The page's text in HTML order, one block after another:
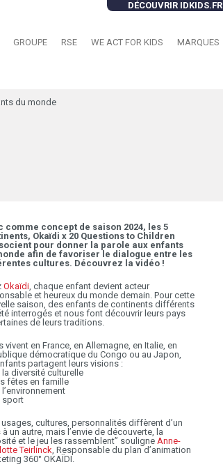
DÉCOUVRIR IDKIDS.FR
GROUPE RSE WE ACT FOR KIDS MARQUES
du monde
comme concept de saison 2024, les 5
Okaïdi x 20 Questions to Children
pour donner la parole aux enfants
afin de favoriser le dialogue entre les
cultures. Découvrez la vidéo !
Okaïdi, chaque enfant devient acteur
et heureux du monde demain. Pour cette
saison, des enfants de continents différents
interrogés et nous font découvrir leurs pays
de leurs traditions.
vivent en France, en Allemagne, en Italie, en
démocratique du Congo ou au Japon,
partagent leurs visions :
la diversité culturelle
fêtes en famille
sport
usages, cultures, personnalités diffèrent d’un
à un autre, mais l’envie de découverte, la
et le jeu les rassemblent” souligneAnne-
Teirlinck, Responsable du plan d’animation
360° OKAÏDI.